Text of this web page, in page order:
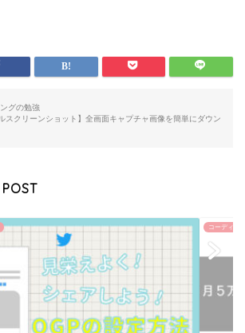
グの勉強
スクリーンショット】全画面キャプチャ画像を簡単にダウン
POST
コーディン